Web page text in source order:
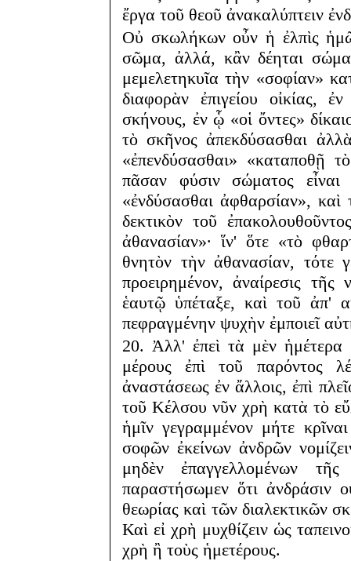
ἔργα τοῦ θεοῦ ἀνακαλύπτειν
Οὐ σκωλήκων οὖν ἡ ἐλπὶς
σῶμα, ἀλλά, κἂν δέηται
μεμελετηκυῖα τὴν «σοφίαν»
διαφορὰν ἐπιγείου οἰκίας,
σκήνους, ἐν ᾧ «οἱ ὄντες»
τὸ σκῆνος ἀπεκδύσασθαι
«ἐπενδύσασθαι» «καταποθῇ
πᾶσαν φύσιν σώματος
«ἐνδύσασθαι ἀφθαρσίαν», καὶ
δεκτικὸν τοῦ
ἀθανασίαν»· ἵν' ὅτε «τὸ
θνητὸν τὴν ἀθανασίαν, τότε
προειρημένον, ἀναίρεσις
ἑαυτῷ ὑπέταξε, καὶ τοῦ ἀπ'
πεφραγμένην ψυχὴν ἐμποιεῖ
20. Ἀλλ' ἐπεὶ τὰ μὲν ἡμέτερα
μέρους ἐπὶ τοῦ παρόντος
ἀναστάσεως ἐν ἄλλοις, ἐπὶ
τοῦ Κέλσου νῦν χρὴ κατὰ τὸ
ἡμῖν γεγραμμένον μήτε
σοφῶν ἐκείνων ἀνδρῶν
μηδὲν ἐπαγγελλομένων
παραστήσωμεν ὅτι ἀνδράσιν
θεωρίας καὶ τῶν διαλεκτικῶν
Καὶ εἰ χρὴ μυχθίζειν ὡς
χρὴ ἢ τοὺς ἡμετέρους.